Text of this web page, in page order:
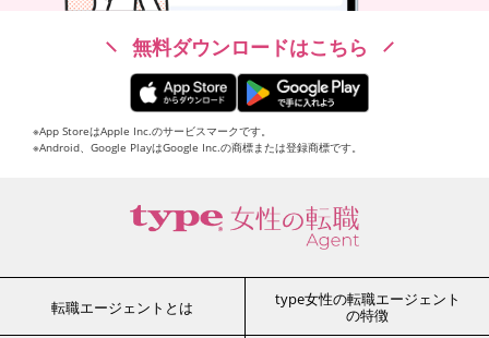
無料ダウンロードはこちら
※App StoreはApple Inc.のサービスマークです。
※Android、Google PlayはGoogle Inc.の商標または登録商標です。
転職エージェントとは
type女性の転職エージェント
の特徴